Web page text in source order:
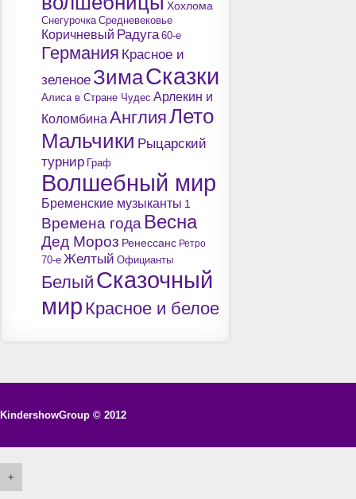
Хохлома
Снегурочка Средневековье
Коричневый Радуга 60-е
Германия Красное и
зеленое ЗимаСказки
Алиса в Стране Чудес Арлекин и
Коломбина АнглияЛето
Мальчики Рыцарский
турнир Граф
Волшебный мир
Бременские музыканты 1
Времена года Весна
Дед Мороз Ренессанс Ретро
70-е Желтый Официанты
Белый Сказочный
мир Красное и белое
KindershowGroup © 2012
+